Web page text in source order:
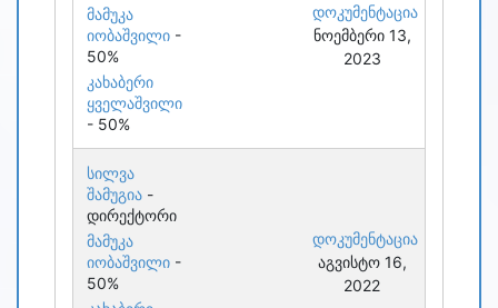
მამუკა
იობაშვილი -
50%
კახაბერი
ყველაშვილი
- 50%
დოკუმენტაცია
ნოემბერი 13,
2023
სილვა
შამუგია -
დირექტორი
მამუკა
იობაშვილი -
50%
დოკუმენტაცია
აგვისტო 16,
2022